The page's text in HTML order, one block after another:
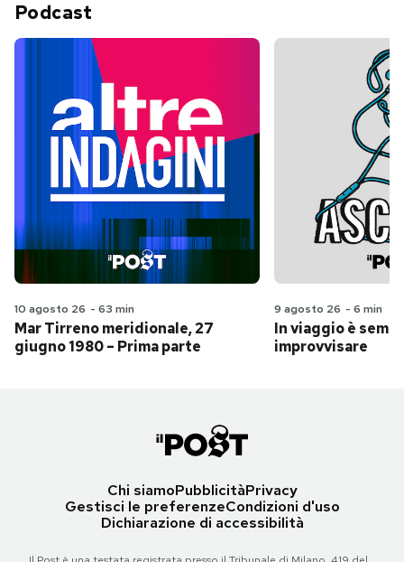
Podcast
10 agosto 26 - 63 min
Mar Tirreno meridionale, 27
giugno 1980 – Prima parte
9 agosto 26 - 6 min
In viaggio è
improvvisare
Chi siamoPubblicitàPrivacy
Gestisci le preferenzeCondizioni d'uso
Dichiarazione di accessibilità